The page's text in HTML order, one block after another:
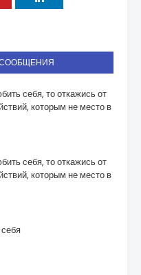
себя, то откажись от
которым не место в
себя, то откажись от
которым не место в